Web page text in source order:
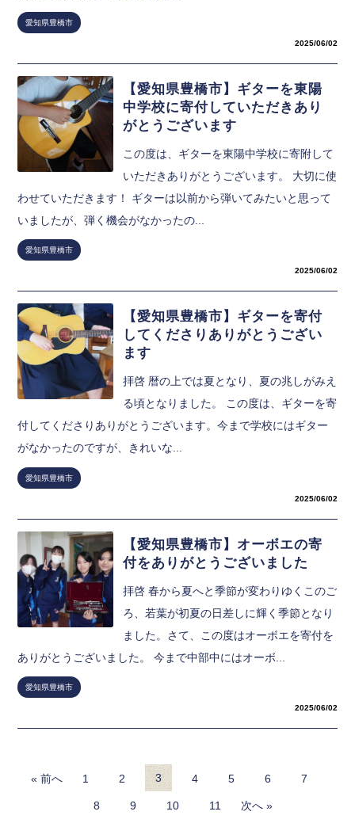
愛知県豊橋市
2025/06/02
【愛知県豊橋市】ギターを東陽
中学校に寄付していただきあり
がとうございます
この度は、ギターを東陽中学校に寄附して
いただきありがとうございます。 大切に使
わせていただきます！ ギターは以前から弾いてみたいと思って
いましたが、弾く機会がなかったの...
愛知県豊橋市
2025/06/02
【愛知県豊橋市】ギターを寄付
してくださりありがとうござい
ます
拝啓 暦の上では夏となり、夏の兆しがみえ
る頃となりました。 この度は、ギターを寄
付してくださりありがとうございます。今まで学校にはギター
がなかったのですが、きれいな...
愛知県豊橋市
2025/06/02
【愛知県豊橋市】オーボエの寄
付をありがとうございました
拝啓 春から夏へと季節が変わりゆくこのご
ろ、若葉が初夏の日差しに輝く季節となり
ました。さて、この度はオーボエを寄付を
ありがとうございました。 今まで中部中にはオーボ...
愛知県豊橋市
2025/06/02
« 前へ 1 2 3 4 5 6 7
8 9 10 11 次へ »